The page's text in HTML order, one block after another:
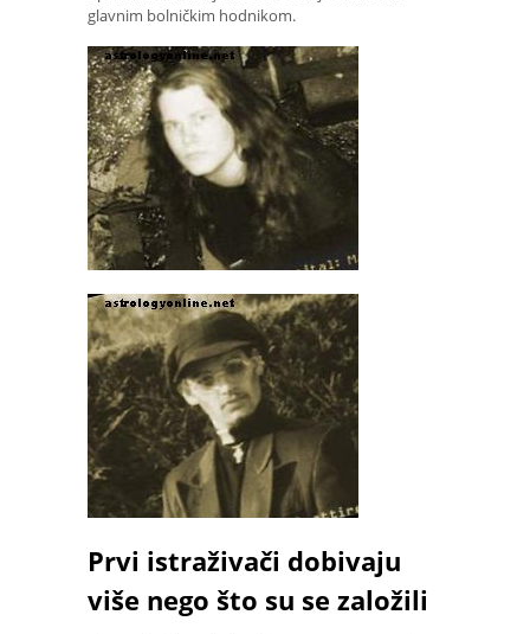
glavnim bolničkim hodnikom.
Prvi istraživači dobivaju
više nego što su se založili